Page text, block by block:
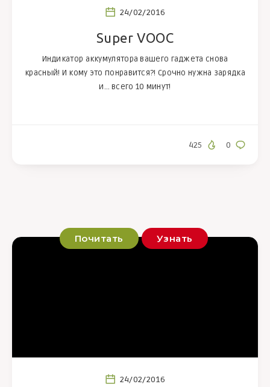
24/02/2016
Super VOOC
Индикатор аккумулятора вашего гаджета снова
красный! И кому это понравится?! Срочно нужна зарядка
и… всего 10 минут!
0
425
Почитать Узнать
24/02/2016